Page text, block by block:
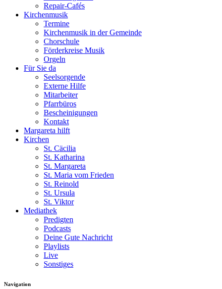
Repair-Cafés
Kirchenmusik
Termine
Kirchenmusik in der Gemeinde
Chorschule
Förderkreise Musik
Orgeln
Für Sie da
Seelsorgende
Externe Hilfe
Mitarbeiter
Pfarrbüros
Bescheinigungen
Kontakt
Margareta hilft
Kirchen
St. Cäcilia
St. Katharina
St. Margareta
St. Maria vom Frieden
St. Reinold
St. Ursula
St. Viktor
Mediathek
Predigten
Podcasts
Deine Gute Nachricht
Playlists
Live
Sonstiges
Navigation